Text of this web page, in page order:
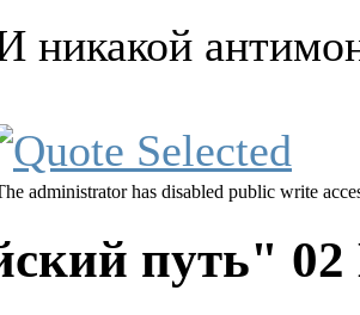
никакой
administrator has disabled public write
путь"